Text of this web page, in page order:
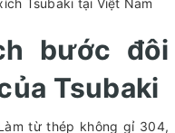
Tsubaki tại Việt Nam
bước đôi
Tsubaki
từ thép không gỉ 304,